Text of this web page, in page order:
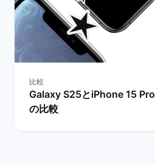
比較
Galaxy S25とiPhone 15 Pro
の比較